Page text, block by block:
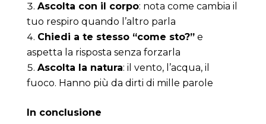
Ascolta con il corpo: nota come cambia il
tuo respiro quando l’altro parla
Chiedi a te stesso “come sto?”e
aspetta la risposta senza forzarla
Ascolta la natura: il vento, l’acqua, il
fuoco. Hanno più da dirti di mille parole
In conclusione